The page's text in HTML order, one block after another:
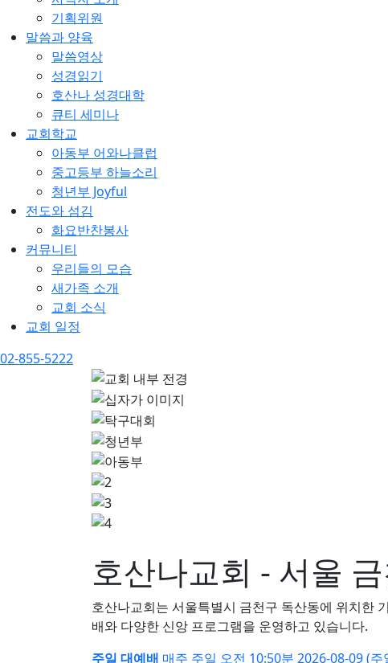
기획위원
말씀과 양육
말씀영상
성경읽기
호산나 성경대학
큐티 세미나
교회학교
아동부 어와나클럽
중고등부 하늘소리
청년부 Joyful
전도와 섬김
화요반찬봉사
커뮤니티
우리들의 모습
새가족 소개
교회 소식
교회 일정
02-855-5222